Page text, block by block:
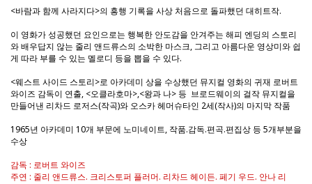
<바람과 함께 사라지다>의 흥행 기록을 사상 처음으로 돌파했던 대히트작.
이 영화가 성공했던 요인으로는 행복한 안도감을 안겨주는 해피 엔딩의 스토리
와 배우답지 않는 줄리 앤드류스의 소박한 마스크, 그리고 아름다운 영상미와 쉽
게 따라 부를 수 있는 멜로디 등을 뽑을 수 있다.
<웨스트 사이드 스토리>로 아카데미 상을 수상했던 뮤지컬 영화의 귀재 로버트
와이즈 감독이 연출, <오클라호마>,<왕과 나> 등 브로드웨이의 걸작 뮤지컬을
만들어낸 리차드 로저스(작곡)와 오스카 헤머슈타인 2세(작사)의 마지막 작품
1965년 아카데미 10개 부문에 노미네이트, 작품.감독.편곡.편집상 등 5개부분을
수상
감독 : 로버트 와이즈
주연 : 줄리 앤드류스. 크리스토퍼 플러머. 리차드 헤이든. 페기 우드. 안나 리